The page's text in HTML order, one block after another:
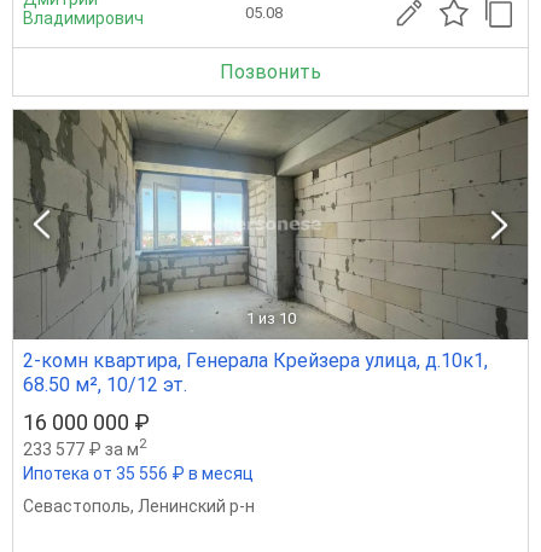
Владимирович
05.08
Позвонить
1 из 10
2-комн квартира, Генерала Крейзера улица, д.10к1,
68.50 м², 10/12 эт.
16 000 000 ₽
233 577 ₽ за м2
Ипотека от 35 556 ₽ в месяц
Севастополь, Ленинский р-н